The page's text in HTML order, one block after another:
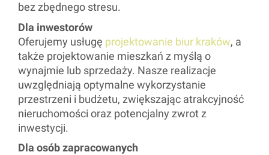
bez zbędnego stresu.
Dla inwestorów
Oferujemy usługę projektowanie biur kraków, a
także projektowanie mieszkań z myślą o
wynajmie lub sprzedaży. Nasze realizacje
uwzględniają optymalne wykorzystanie
przestrzeni i budżetu, zwiększając atrakcyjność
nieruchomości oraz potencjalny zwrot z
inwestycji.
Dla osób zapracowanych